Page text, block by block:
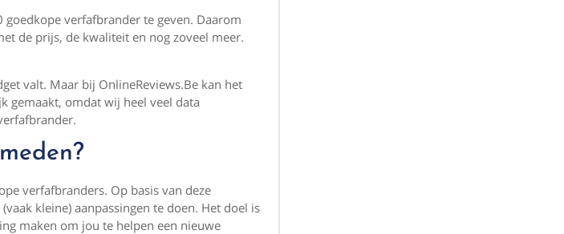
verfafbrander te geven. Daarom
de prijs, de kwaliteit en nog zoveel meer.
valt. Maar bij OnlineReviews.Be kan het
gemaakt, omdat wij heel veel data
verfafbranders. Op basis van deze
kleine) aanpassingen te doen. Het doel is
maken om jou te helpen een nieuwe